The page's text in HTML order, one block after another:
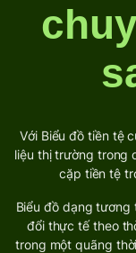
Với Biểu đồ tiền tệ
liệu thị trường trong
cặp tiền tệ
Biểu đồ dạng
đổi thực tế theo
trong một quãng